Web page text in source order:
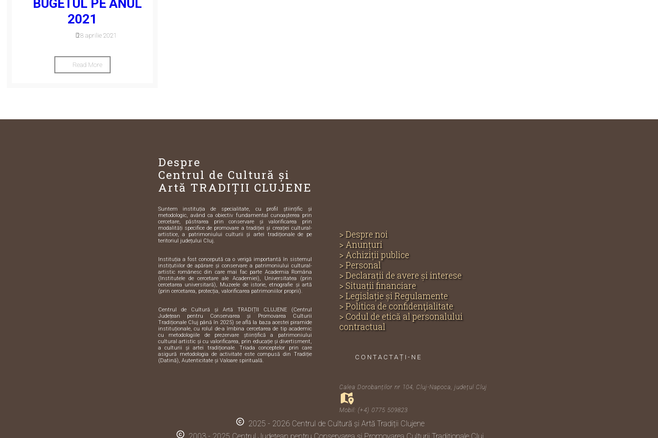
BUGETUL PE ANUL
2021
28 aprilie 2021
Read More
Despre
Centrul de Cultură și
Artă TRADIȚII CLUJENE
Suntem instituția de specialitate, cu profil științific și
metodologic, având ca obiectiv fundamental cunoașterea prin
cercetare, păstrarea prin conservare și valorificarea prin
modalități specifice de promovare a tradiției și creației cultural-
artistice, a patrimoniului culturii și artei tradiționale de pe
teritoriul județului Cluj.
Instituția a fost concepută ca o verigă importantă în sistemul
instițutiilor de apărare și conservare a patrimoniului cultural-
artistic românesc din care mai fac parte Academia Româna
(Institutele de cercetare ale Academiei), Universitatea (prin
cercetarea universitară), Muzeele de istorie, etnografie și artă
(prin cercetarea, protecția, valorificarea patrimoniilor proprii).
Centrul de Cultură și Artă TRADIȚII CLUJENE (Centrul
Județean pentru Conservarea și Promovarea Culturii
Tradiționale Cluj până în 2025) se află la baza acestei piramide
instituționale, cu rolul de-a îmbina cercetarea de tip academic
cu metodologiile de prezervare științifică a patrimoniului
cultural artistic și cu valorificarea, prin educație și divertisment,
a culturii și artei tradiționale. Triada conceptelor prin care
asigură metodologia de activitate este compusă din Tradiție
(Datină), Autenticitate și Valoare spirituală.
> Despre noi
> Anunțuri
> Achiziții publice
> Personal
> Declarații de avere și interese
> Situații financiare
> Legislație și Regulamente
> Politica de confidenţialitate
> Codul de etică al personalului
contractual
CONTACTAȚI-NE
Calea Dorobanților nr 104, Cluj-Napoca, județul Cluj
Mobil: (+4) 0775 509823
copyright 2025 - 2026 Centrul de Cultură și Artă Tradiții Clujene
copyright